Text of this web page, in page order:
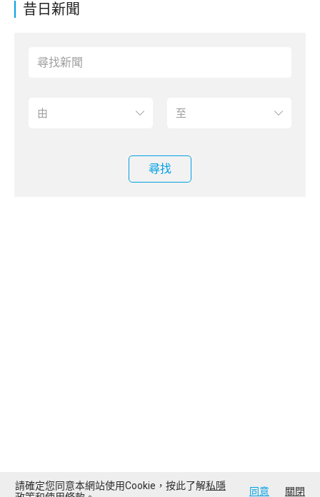
昔日新聞
尋找
請確定您同意本網站使用Cookie，按此了解私隱
同意 關閉